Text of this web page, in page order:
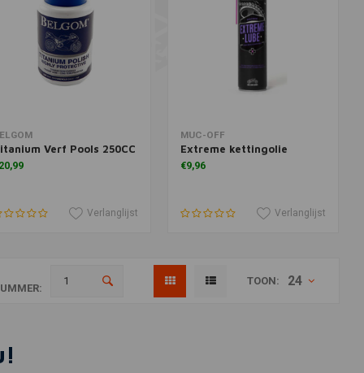
aan winkelwagen
Verf Pools 250CC
Verlanglijst
Toevoegen aan winkelwagen
MUC-OFF
Extreme kettingolie
€9,96
Verlanglijst
TOON: 24